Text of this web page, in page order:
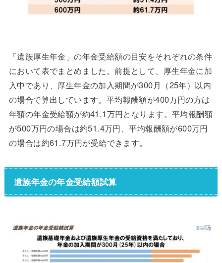
「遺族厚生年金」の年金受給額の目安をそれぞれの条件
において表でまとめました。前提として、厚生年金に加
入中であり、厚生年金の加入期間が300月（25年）以内
の場合で算出しています。平均報酬額が400万円の方は
年額の年金受給額が約41.1万円となります。平均報酬額
が500万円の場合は約51.4万円、平均報酬額が600万円
の場合は約61.7万円が受給できます。
遺族年金の年金受給額試算